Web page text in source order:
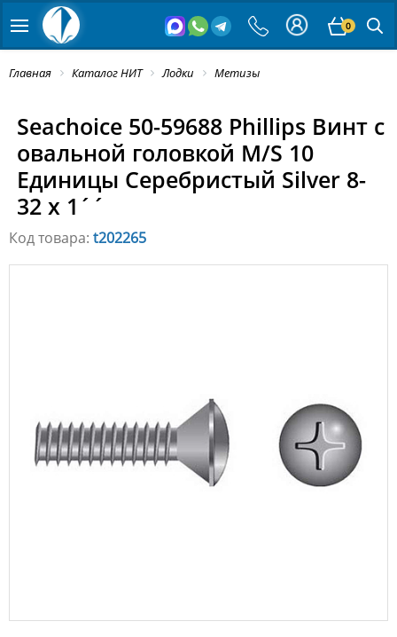
0
Главная Каталог НИТ Лодки Метизы
Seachoice 50-59688 Phillips Винт с
овальной головкой M/S 10
Единицы Серебристый Silver 8-
32 x 1´´
Код товара: t202265